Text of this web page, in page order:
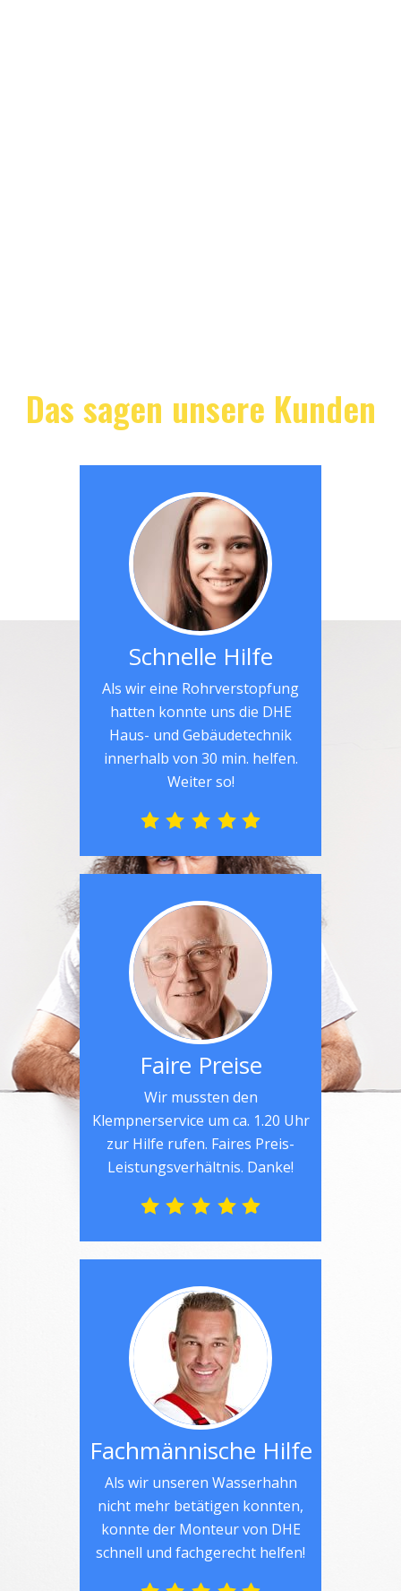
Das sagen unsere Kunden
Schnelle Hilfe
Als wir eine Rohrverstopfung
hatten konnte uns die DHE
Haus- und Gebäudetechnik
innerhalb von 30 min. helfen.
Weiter so!
Faire Preise
Wir mussten den
Klempnerservice um ca. 1.20 Uhr
zur Hilfe rufen. Faires Preis-
Leistungsverhältnis. Danke!
Fachmännische Hilfe
Als wir unseren Wasserhahn
nicht mehr betätigen konnten,
konnte der Monteur von DHE
schnell und fachgerecht helfen!